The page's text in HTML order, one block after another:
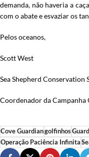
demanda, não haveria a
com o abate e esvaziar os
Pelos oceanos,
Scott West
Sea Shepherd Conservation
Coordenador da
Cove Guardiangolfinhos
Operação Paciência Infinita